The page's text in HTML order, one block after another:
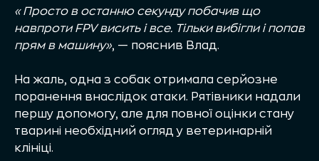
«Просто в останню секунду побачив що
навпроти FPV висить і все. Тільки вибігли і попав
прям в машину», — пояснив Влад.
На жаль, одна з собак отримала серйозне
поранення внаслідок атаки. Рятівники надали
першу допомогу, але для повної оцінки стану
тварині необхідний огляд у ветеринарній
клініці.